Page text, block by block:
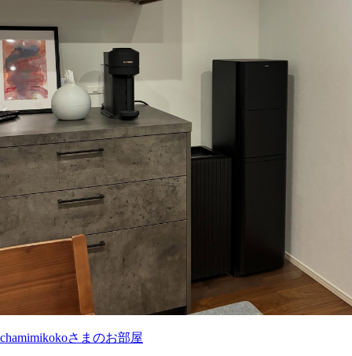
chamimikokoさまのお部屋